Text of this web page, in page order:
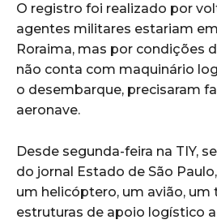
O registro foi realizado por
agentes militares estariam
Roraima, mas por condições
não conta com maquinário
o desembarque, precisaram
aeronave.
Desde segunda-feira na TIY,
do jornal Estado de São
um helicóptero, um avião, um
estruturas de apoio logístico